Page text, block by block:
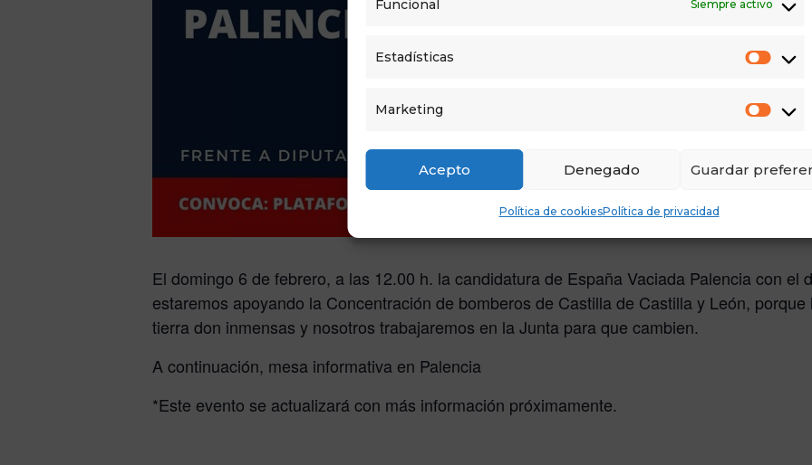
Funcional Siempre activo
Estadísticas
Marketing
Acepto Denegado Guardar
Política de cookiesPolítica de privacidad
El domingo 6 de febrero, a las 12.00 h. la candidatura de España Vaciada Palencia con el
estaremos apoyando la Concentración de bomberos de Castilla de Castilla y León,
tierra don inmensas y nosotros trabajaremos en la Junta para que cambien.
A continuación, mesa informativa en Palencia
*Este evento se actualizará con más información próximamente.